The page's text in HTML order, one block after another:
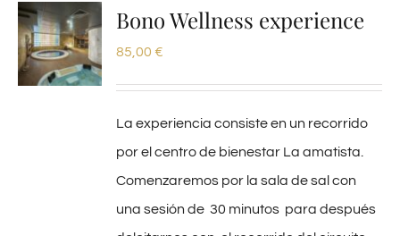
Bono Wellness experience
85,00 €
La experiencia consiste en un recorrido
por el centro de bienestar La amatista.
Comenzaremos por la sala de sal con
una sesión de 30 minutos para después